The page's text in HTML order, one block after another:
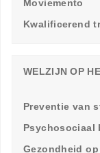
Moviemento
Kwalificerend
WELZIJN OP
Preventie van
Psychosociaal
Gezondheid